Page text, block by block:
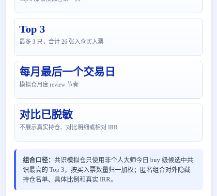
Top 3
最多 3 只，合计 26 张入仓买入票
每月最后一个交易日
模拟仓月度 review 节奏
对比已脱敏
不展示真实持仓、对比明细或相对 IRR
组合口径： 共识模拟仓只使用非个人大师今日 buy 级候选中共
识最高的 Top 3，按买入票数量归一加权；匿名组合对外隐藏
持仓名单、具体比例和真实 IRR。